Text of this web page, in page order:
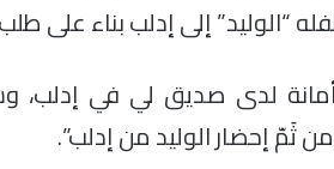
“الوليد” إلى إدلب بناء على
لدى صديق لي في إدلب،
ثَمّ إحضار الوليد من إدلب”.